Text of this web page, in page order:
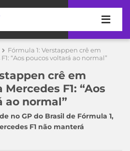
Fórmula 1: Verstappen crê em
“Aos poucos voltará ao normal”
crê em
F1: “Aos
ao normal”
no GP do Brasil de Fórmula 1,
F1 não manterá
do autor